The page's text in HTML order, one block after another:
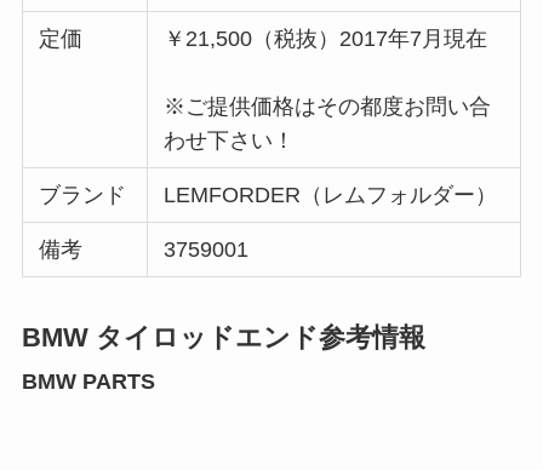
定価 ￥21,500（税抜）2017年7月現在
※ご提供価格はその都度お問い合
わせ下さい！
ブランド LEMFORDER（レムフォルダー）
備考 3759001
BMW タイロッドエンド参考情報
BMW PARTS